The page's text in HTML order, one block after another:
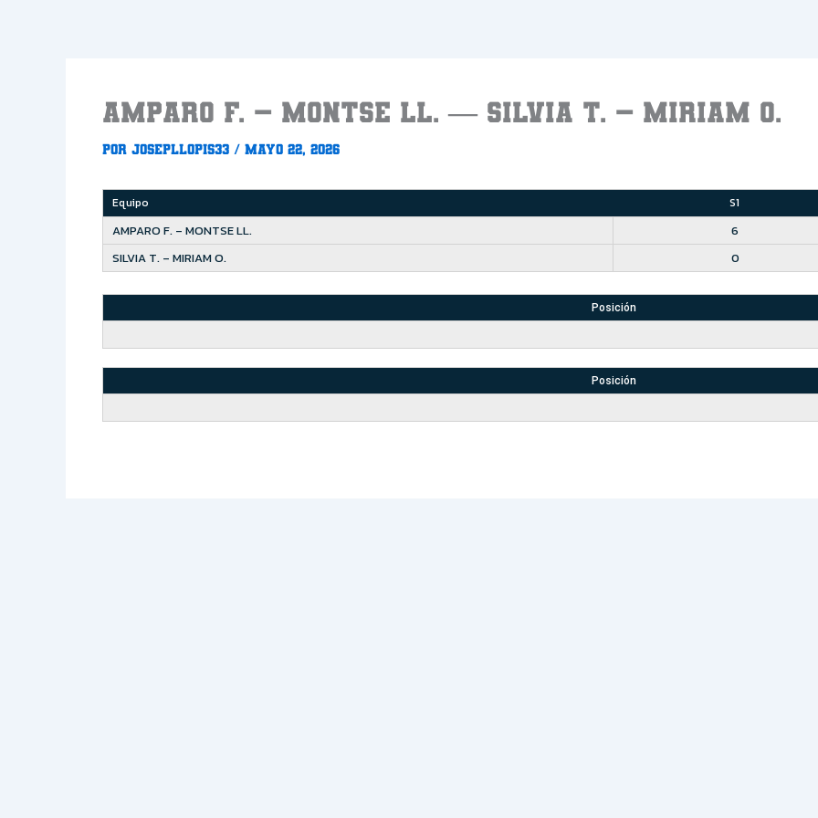
AMPARO F. – MONTSE LL. — SILVIA T. – MIRIAM O.
Por Josepllopis33 / mayo 22, 2026
Equipo S1
AMPARO F. – MONTSE LL. 6
SILVIA T. – MIRIAM O.
0
Posición
Posición